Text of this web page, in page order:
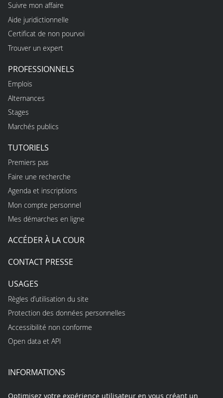
Suivre mon affaire
Aide juridictionnelle
Certificat de non pourvoi
Trouver un expert
PROFESSIONNELS
Emplois
Alternances
Stages
Marchés publics
TUTORIELS
Premiers pas
Faire une recherche
Agenda et inscriptions
Mon compte personnel
Mes démarches en ligne
ACCÉDER À LA COUR
CONTACT PRESSE
USAGES
Règles d’utilisation du site
Protection des données personnelles
Accessibilité non conforme
Open data et API
INFORMATIONS
Optimisez votre expérience utilisateur en vous créant un